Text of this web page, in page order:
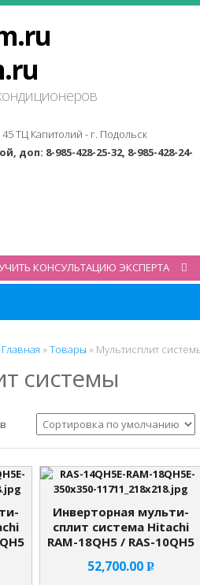
ТЦ Капитолий - г. Подольск
доп: 8-985-428-25-32, 8-985-428-24-
КОНСУЛЬТАЦИЮ ЭКСПЕРТА
Главная »Товары » Мультисплит
системы
Инверторная мульти-
сплит система Hitachi
RAM-18QH5 / RAS-10QH5
52,700.00Р